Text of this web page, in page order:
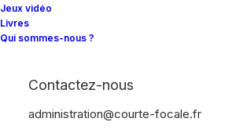
Jeux vidéo
Livres
Qui sommes-nous ?
Contactez-nous
administration@courte-focale.fr